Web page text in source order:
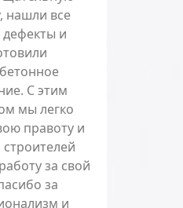
нашли все
и
С этим
мы легко
правоту и
строителей
за свой
за
и